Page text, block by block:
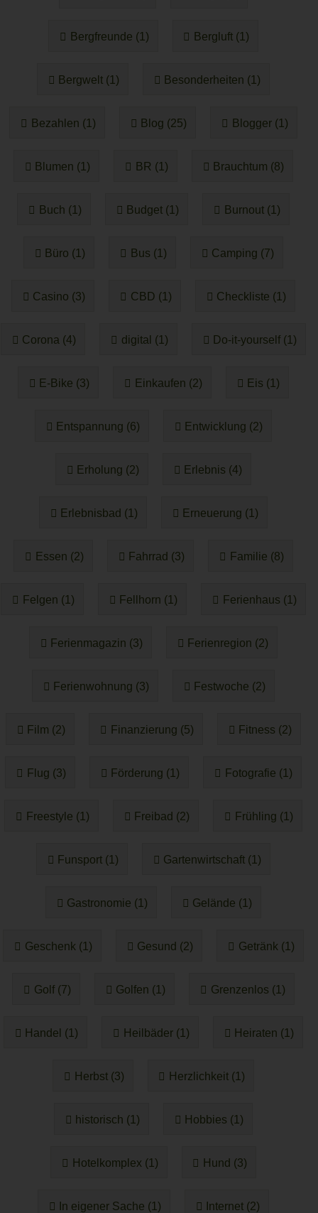
Bergfreunde (1) Bergluft (1)
Bergwelt (1) Besonderheiten (1)
Bezahlen (1) Blog (25) Blogger (1)
Blumen (1) BR (1) Brauchtum (8)
Buch (1) Budget (1) Burnout (1)
Büro (1) Bus (1) Camping (7)
Casino (3) CBD (1) Checkliste (1)
Corona (4) digital (1) Do-it-yourself (1)
E-Bike (3) Einkaufen (2) Eis (1)
Entspannung (6) Entwicklung (2)
Erholung (2) Erlebnis (4)
Erlebnisbad (1) Erneuerung (1)
Essen (2) Fahrrad (3) Familie (8)
Felgen (1) Fellhorn (1) Ferienhaus (1)
Ferienmagazin (3) Ferienregion (2)
Ferienwohnung (3) Festwoche (2)
Film (2) Finanzierung (5) Fitness (2)
Flug (3) Förderung (1) Fotografie (1)
Freestyle (1) Freibad (2) Frühling (1)
Funsport (1) Gartenwirtschaft (1)
Gastronomie (1) Gelände (1)
Geschenk (1) Gesund (2) Getränk (1)
Golf (7) Golfen (1) Grenzenlos (1)
Handel (1) Heilbäder (1) Heiraten (1)
Herbst (3) Herzlichkeit (1)
historisch (1) Hobbies (1)
Hotelkomplex (1) Hund (3)
In eigener Sache (1) Internet (2)